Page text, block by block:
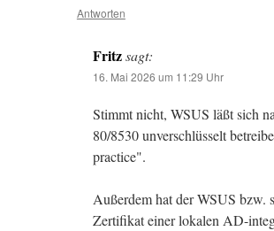
Antworten
Fritz sagt:
16. Mai 2026 um 11:29 Uhr
Stimmt nicht, WSUS läßt sich
80/8530 unverschlüsselt
practice".
Außerdem hat der WSUS bzw.
Zertifikat einer lokalen AD-